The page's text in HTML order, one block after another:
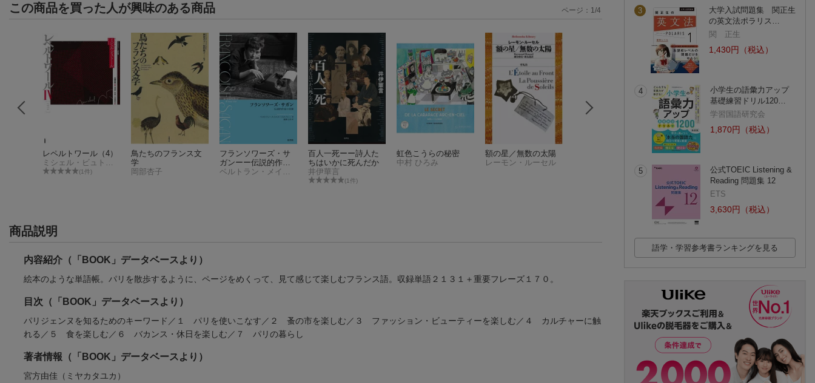
この商品を買った人が興味のある商品
レペルトワール（4）
(1件)
鳥たちのフランス文
学
岡部杏子
フランソワーズ・サ
ガンーー伝説的作家
の実像
百人一死ーー詩人た
ちはいかに死んだか
井伊華言
(1件)
虹色こうらの秘密
中村 ひろみ
額の星／無数の太陽
レーモン・ルーセル
ヴァーチャルに治癒
セルジュ・ティスロン
モーリス・ジャケ
ページ： 1/4
商品説明
内容紹介（「BOOK」データベースより）
絵本のような単語帳。パリを散歩するように、ページをめくって、見て感じて楽しむフランス語。収録単語２１３１＋重要フレーズ１７０。
目次（「BOOK」データベースより）
パリジェンヌを知るためのキーワード／１ パリを使いこなす／２ 蚤の市を楽しむ／３ ファッション・ビューティーを楽しむ／４ カルチャーに触
れる／５ 食を楽しむ／６ バカンス・休日を楽しむ／７ パリの暮らし
著者情報（「BOOK」データベースより）
宮方由佳（ミヤカタユカ）
3
大学入試問題集 関正生
の英文法ポラリス…
関 正生
1,430円（税込）
4
小学生の語彙力アップ
基礎練習ドリル120…
学習国語研究会
1,870円（税込）
5
公式TOEIC Listening &
Reading 問題集 12
ETS
3,630円（税込）
語学・学習参考書ランキングを見る